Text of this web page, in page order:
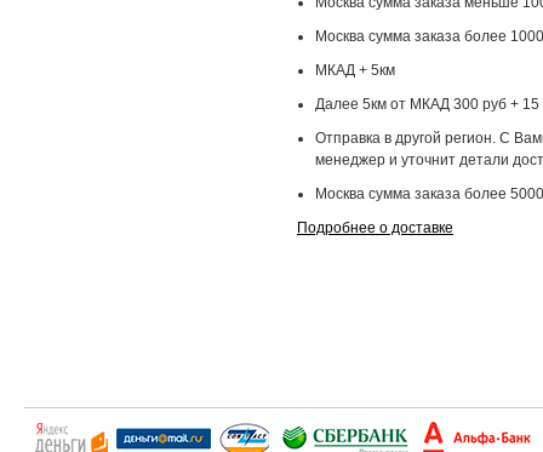
Москва сумма заказа более
МКАД + 5км
Далее 5км от МКАД 300 руб + 15
Отправка в другой регион. С
менеджер и уточнит детали
Москва сумма заказа более
Подробнее о доставке